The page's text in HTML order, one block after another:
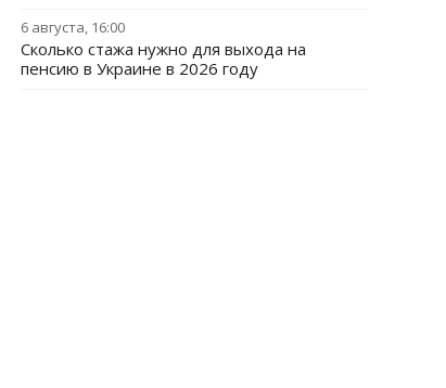
6 августа, 16:00
Сколько стажа нужно для выхода на
пенсию в Украине в 2026 году